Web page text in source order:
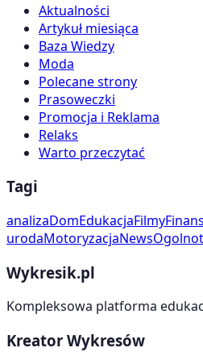
Aktualności
Artykuł miesiąca
Baza Wiedzy
Moda
Polecane strony
Prasoweczki
Promocja i Reklama
Relaks
Warto przeczytać
Tagi
analizaDomEdukacjaFilmy
urodaMotoryzacjaNews
Wykresik.pl
Kompleksowa platforma
Kreator Wykresów